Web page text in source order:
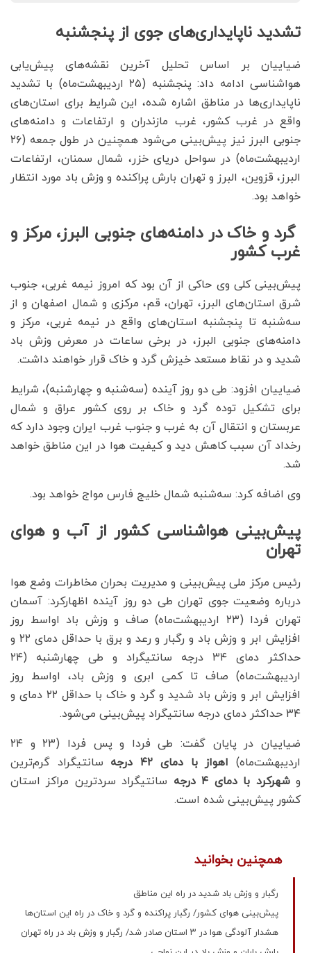
تشدید ناپایداری‌های جوی از پنجشنبه
ضیاییان بر اساس تحلیل آخرین نقشه‌های پیش‌یابی
هواشناسی ادامه داد: پنجشنبه (۲۵ اردیبهشت‌ماه) با تشدید
ناپایداری‌ها در مناطق اشاره شده، این شرایط برای استان‌های
واقع در غرب کشور، غرب مازندران و ارتفاعات و دامنه‌های
جنوبی البرز نیز پیش‌بینی می‌شود همچنین در طول جمعه (۲۶
اردیبهشت‌ماه) در سواحل دریای خزر، شمال سمنان، ارتفاعات
البرز، قزوین، البرز و تهران بارش پراکنده و وزش باد مورد انتظار
خواهد بود.
گرد و خاک در دامنه‌های جنوبی البرز، مرکز و
غرب کشور
پیش‌بینی‌ کلی وی حاکی از آن بود که امروز نیمه غربی، جنوب
شرق استان‌های البرز، تهران، قم، مرکزی و شمال اصفهان و از
سه‌شنبه تا پنجشنبه استان‌های واقع در نیمه غربی، مرکز و
دامنه‌های جنوبی البرز، در برخی ساعات در معرض وزش باد
شدید و در نقاط مستعد خیزش گرد و خاک قرار خواهند داشت.
ضیاییان افزود: طی دو روز آینده (سه‌شنبه و چهارشنبه)، شرایط
برای تشکیل توده گرد و خاک بر روی کشور عراق و شمال
عربستان و انتقال آن به غرب و جنوب غرب ایران وجود دارد که
رخداد آن سبب کاهش دید و کیفیت هوا در این مناطق خواهد
شد.
وی اضافه کرد: سه‌شنبه شمال خلیج فارس مواج خواهد بود.
پیش‌بینی هواشناسی کشور از آب و هوای
تهران
رئیس مرکز ملی پیش‌بینی و مدیریت بحران مخاطرات وضع هوا
درباره وضعیت جوی تهران طی دو روز آینده اظهارکرد: آسمان
تهران فردا (۲۳ اردیبهشت‌ماه) صاف و وزش باد اواسط روز
افزایش ابر و وزش باد و رگبار و رعد و برق با حداقل دمای ۲۲ و
حداکثر دمای ۳۴ درجه سانتیگراد و طی چهارشنبه (۲۴
اردیبهشت‌ماه) صاف تا کمی ابری و وزش باد، اواسط روز
افزایش ابر و وزش باد شدید و گرد و خاک با حداقل ۲۲ دمای و
۳۴ حداکثر دمای درجه سانتیگراد پیش‌بینی می‌شود.
ضیاییان در پایان گفت: طی فردا و پس فردا (۲۳ و ۲۴
اردیبهشت‌ماه) اهواز با دمای ۴۲ درجه
سانتیگراد گرم‌ترین
وشهرکرد با دمای ۴ درجه
سانتیگراد سردترین مراکز استان‌
کشور پیش‌بینی شده است.
همچنین بخوانید
رگبار و وزش باد شدید در راه این مناطق
پیش‌بینی هوای کشور/ رگبار پراکنده و گرد و خاک در راه این استان‌ها
هشدار آلودگی هوا در ۳ استان صادر شد/ رگبار و وزش باد در راه تهران